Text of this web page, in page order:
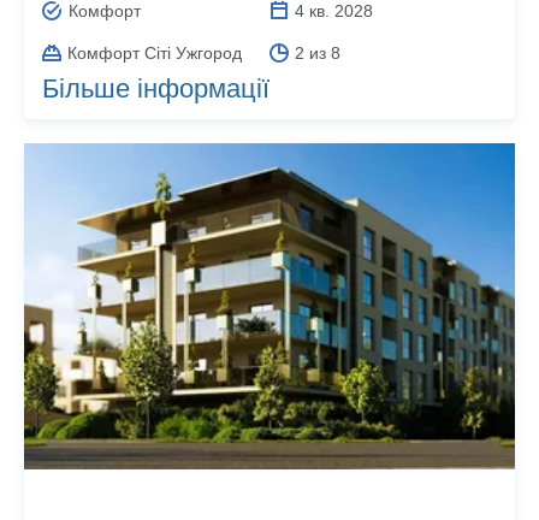
Комфорт 4 кв. 2028
Комфорт Сіті Ужгород 2 из 8
Більше інформації